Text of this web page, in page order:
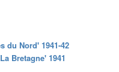
du Nord' 1941-42
Bretagne' 1941